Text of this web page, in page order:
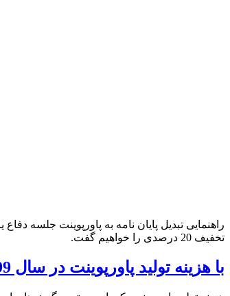
راهنمایی تبدیل پایان نامه به پاورپوینت جلسه
تخفیف 20 درصدی را خواهیم گفت.
با هزینه تولید پاورپوینت در سال 1399 در سطح های مختلف طراحی آشنا شوید